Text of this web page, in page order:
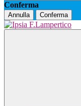
Conferma
Annulla Conferma